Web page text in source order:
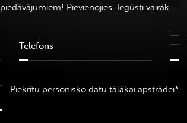
piedāvājumiem! Pievienojies. Iegūsti vairāk.
Piekrītu personisko datu tālākai apstrādei*